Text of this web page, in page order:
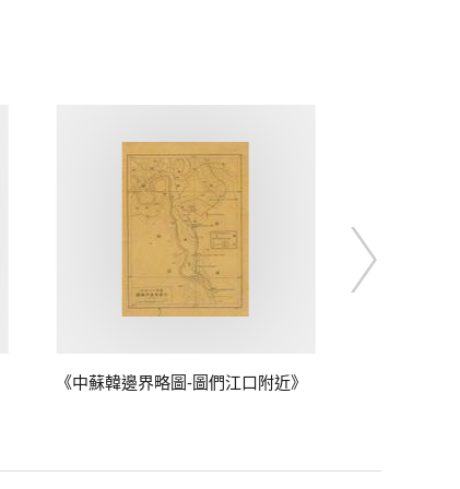
《中蘇韓邊界略圖-圖們江口附近》